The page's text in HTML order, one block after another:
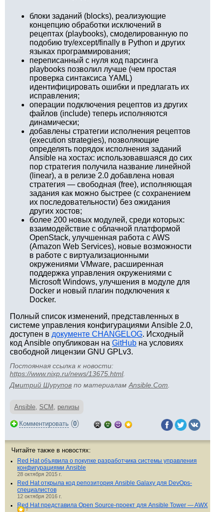
блоки заданий (blocks), реализующие
концепцию обработки исключений в
рецептах (playbooks), смоделированную по
подобию try/except/finally в Python и других
языках программирования;
переписанный с нуля код парсинга
playbooks позволил лучше (чем простая
проверка синтаксиса YAML)
идентифицировать ошибки и предлагать их
исправления;
операции подключения рецептов из других
файлов (include) теперь исполняются
динамически;
добавлены стратегии исполнения рецептов
(execution strategies), позволяющие
определять порядок исполнения заданий
Ansible на хостах: использовавшаяся до сих
пор стратегия получила название линейной
(linear), а в релизе 2.0 добавлена новая
стратегия — свободная (free), исполняющая
задания как можно быстрее (с сохранением
их последовательности) без ожидания
других хостов;
более 200 новых модулей, среди которых:
взаимодействие с облачной платформой
OpenStack, улучшенная работа с AWS
(Amazon Web Services), новые возможности
в работе с виртуализационными
окружениями VMware, расширенная
поддержка управления окружениями с
Microsoft Windows, улучшения в модуле для
Docker и новый плагин подключения к
Docker.
Полный список изменений, представленных в
системе управления конфигурациями Ansible 2.0,
доступен в документе CHANGELOG. Исходный
код Ansible опубликован на GitHub на условиях
свободной лицензии GNU GPLv3.
Постоянная ссылка к новости:
https://www.nixp.ru/news/13675.html.
Дмитрий Шурупов по материалам Ansible.Com
Ansible, SCM , релизы
Комментировать (0)
Читайте также в новостях:
Red Hat объявила о покупке разработчика системы управления
конфигурациями Ansible
28 октября 2015 г.
​Red Hat открыла код репозитория Ansible Galaxy для DevOps-
специалистов
12 октября 2016 г.
Red Hat представила Open Source-проект для Ansible Tower — AWX
2